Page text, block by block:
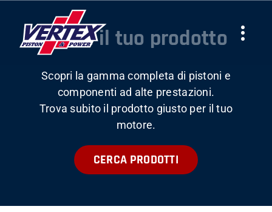
content
AZIENDA
Trova il tuo prodotto
Scopri la gamma completa di pistoni e
componenti ad alte prestazioni.
Trova subito il prodotto giusto per il tuo
motore.
CERCA PRODOTTI